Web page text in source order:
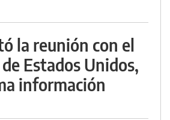
la reunión con el
Estados Unidos,
información